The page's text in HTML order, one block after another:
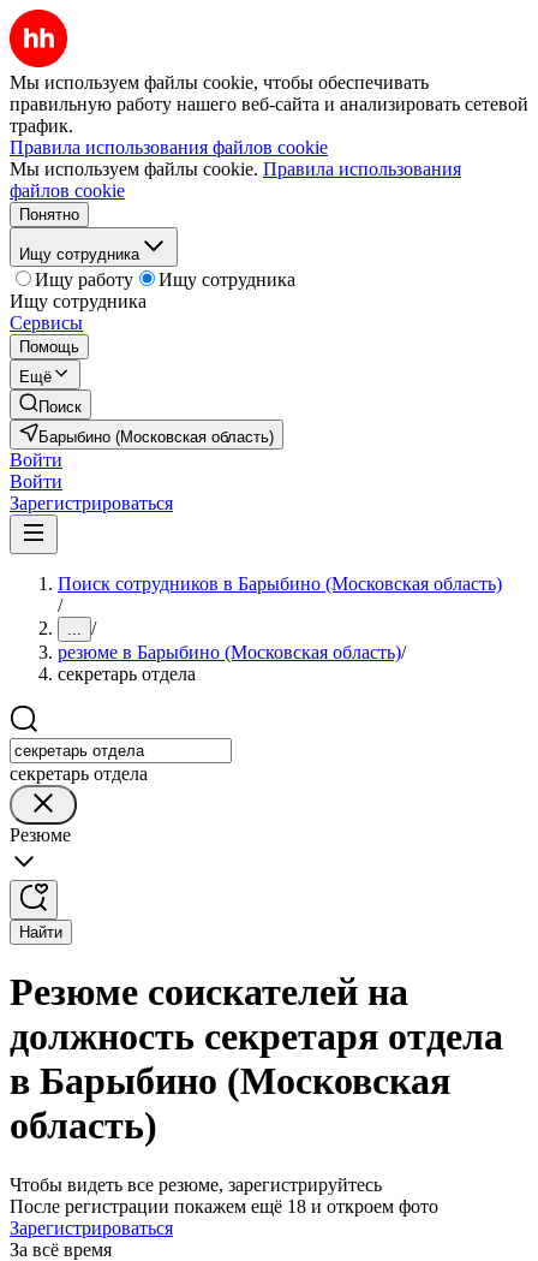
Мы используем файлы cookie, чтобы обеспечивать
правильную работу нашего веб-сайта и анализировать сетевой
трафик.
Правила использования файлов cookie
Мы используем файлы cookie. Правила использования
файлов cookie
Понятно
Ищу сотрудника
Ищу работу
Ищу сотрудника
Ищу сотрудника
Сервисы
Помощь
Ещё
Поиск
Барыбино (Московская область)
Войти
Войти
Зарегистрироваться
Поиск сотрудников в Барыбино (Московская область)
/
... /
резюме в Барыбино (Московская область)/
секретарь отдела
секретарь отдела
Резюме
Найти
Резюме соискателей на
должность секретаря отдела
в Барыбино (Московская
область)
Чтобы видеть все резюме, зарегистрируйтесь
После регистрации покажем ещё 18 и откроем фото
Зарегистрироваться
За всё время